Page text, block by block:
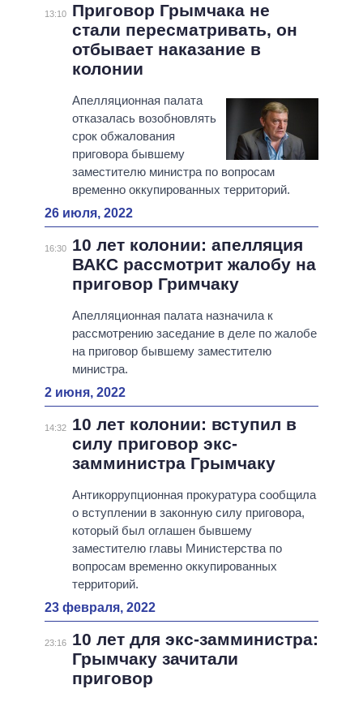
13:10
Приговор Грымчака не
стали пересматривать, он
отбывает наказание в
колонии
Апелляционная палата
отказалась возобновлять
срок обжалования
приговора бывшему
заместителю министра по вопросам
временно оккупированных территорий.
26 июля, 2022
16:30
10 лет колонии: апелляция
ВАКС рассмотрит жалобу на
приговор Гримчаку
Апелляционная палата назначила к
рассмотрению заседание в деле по жалобе
на приговор бывшему заместителю
министра.
2 июня, 2022
14:32
10 лет колонии: вступил в
силу приговор экс-
замминистра Грымчаку
Антикоррупционная прокуратура сообщила
о вступлении в законную силу приговора,
который был оглашен бывшему
заместителю главы Министерства по
вопросам временно оккупированных
территорий.
23 февраля, 2022
23:16
10 лет для экс-замминистра:
Грымчаку зачитали
приговор